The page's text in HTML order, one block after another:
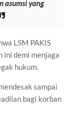
asumsi yang
LSM PAKIS
ini demi menjaga
hukum.
sampai
bagi korban